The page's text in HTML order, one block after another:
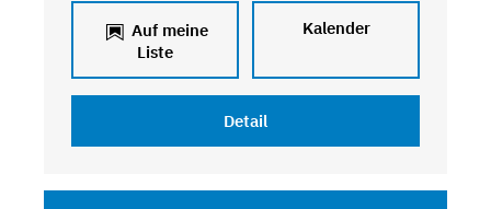
Auf meine
Liste
Kalender
Detail